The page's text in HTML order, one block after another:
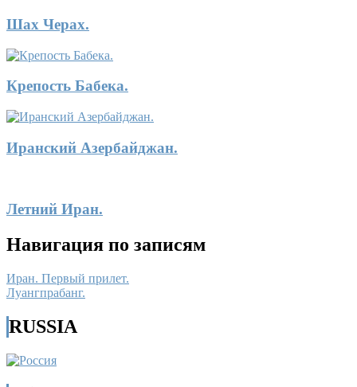
Шах Черах.
Крепость Бабека.
Иранский Азербайджан.
Летний Иран.
Навигация по записям
Иран. Первый прилет.
Луангпрабанг.
RUSSIA